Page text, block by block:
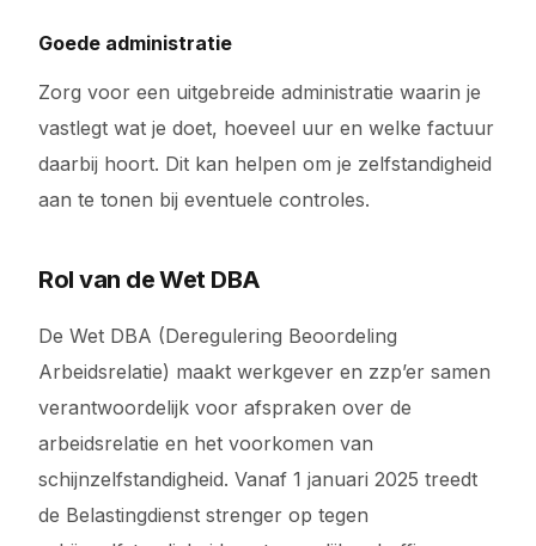
Goede administratie
Zorg voor een uitgebreide administratie waarin je
vastlegt wat je doet, hoeveel uur en welke factuur
daarbij hoort. Dit kan helpen om je zelfstandigheid
aan te tonen bij eventuele controles.
Rol van de Wet DBA
De Wet DBA (Deregulering Beoordeling
Arbeidsrelatie) maakt werkgever en zzp’er samen
verantwoordelijk voor afspraken over de
arbeidsrelatie en het voorkomen van
schijnzelfstandigheid. Vanaf 1 januari 2025 treedt
de Belastingdienst strenger op tegen